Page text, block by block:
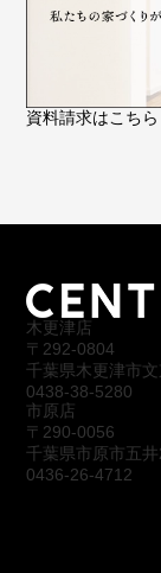
資料請求はこちら
木更津店
〒292-0804
千葉県木更津市
0438-38-5280
市原店
〒290-0056
千葉県市原市五
0436-26-4712